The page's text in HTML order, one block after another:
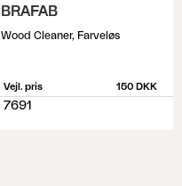
BRAFAB
Wood Cleaner, Farveløs
Vejl. pris 150 DKK
7691